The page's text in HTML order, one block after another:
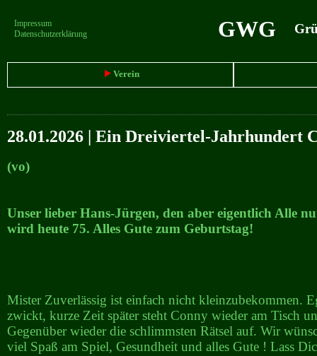
Impressum
Datenschutzerklärung
GWG
Verein
28.01.2026 | Ein Dreiviertel-Jahrhundert
(vo)
Unser lieber Hans-Jürgen, den aber eigentlich Alle
wird heute 75. Alles Gute zum Geburtstag!
Mister Zuverlässig ist einfach nicht kleinzubekommen.
zwickt, kurze Zeit später steht Conny wieder am Tisch
Gegenüber wieder die schlimmsten Rätsel auf. Wir
viel Spaß am Spiel, Gesundheit und alles Gute ! Lass